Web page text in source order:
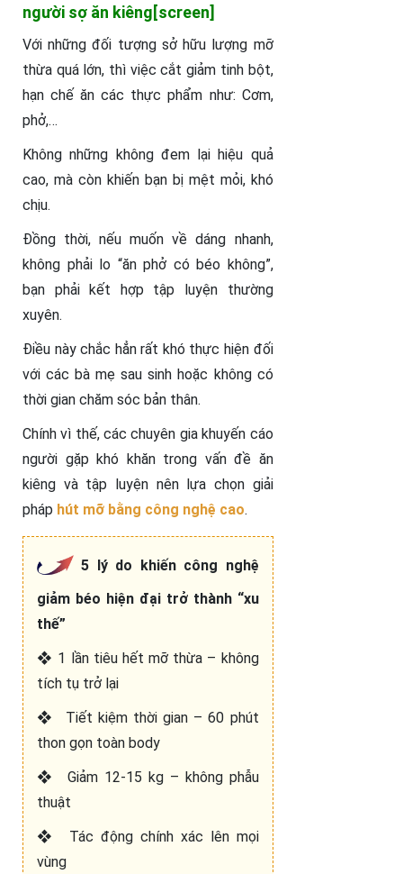
người sợ ăn kiêng[screen]
Với những đối tượng sở hữu lượng mỡ
thừa quá lớn, thì việc cắt giảm tinh bột,
hạn chế ăn các thực phẩm như: Cơm,
phở,…
Không những không đem lại hiệu quả
cao, mà còn khiến bạn bị mệt mỏi, khó
chịu.
Đồng thời, nếu muốn về dáng nhanh,
không phải lo “ăn phở có béo không”,
bạn phải kết hợp tập luyện thường
xuyên.
Điều này chắc hẳn rất khó thực hiện đối
với các bà mẹ sau sinh hoặc không có
thời gian chăm sóc bản thân.
Chính vì thế, các chuyên gia khuyến cáo
người gặp khó khăn trong vấn đề ăn
kiêng và tập luyện nên lựa chọn giải
pháp hút mỡ bằng công nghệ cao.
5 lý do khiến công nghệ
giảm béo hiện đại trở thành “xu
thế”
❖ 1 lần tiêu hết mỡ thừa – không
tích tụ trở lại
❖ Tiết kiệm thời gian – 60 phút
thon gọn toàn body
❖ Giảm 12-15 kg – không phẫu
thuật
❖ Tác động chính xác lên mọi
vùng